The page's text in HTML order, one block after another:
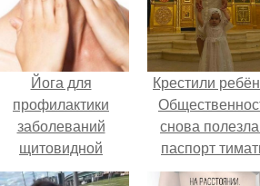
Йога для
профилактики
заболеваний
щитовидной
железы.
Крестили
снова
паспорт